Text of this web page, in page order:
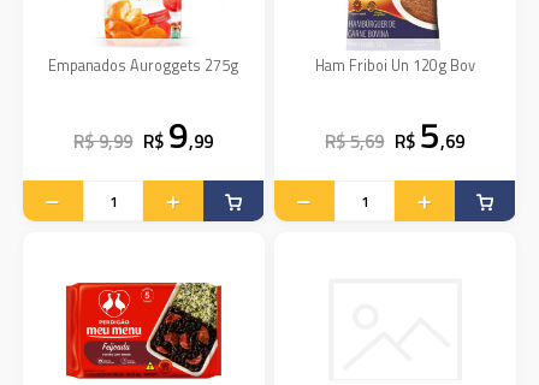
Empanados Auroggets 275g
R$ 9,99 R$ 9,99
Ham Friboi Un 120g Bov
R$ 5,69 R$ 5,69